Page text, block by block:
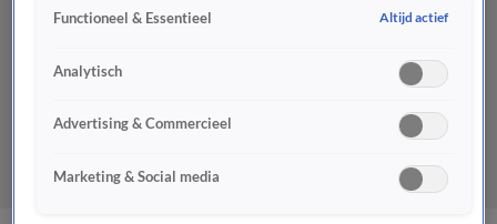
Functioneel & Essentieel Altijd actief
Analytisch
Advertising & Commercieel
Marketing & Social media